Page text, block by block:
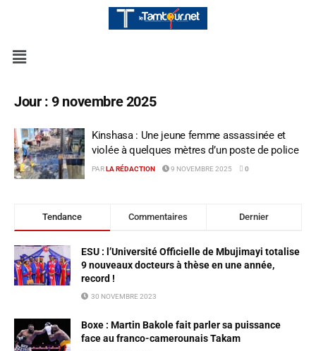
Jour :9 novembre 2025
Kinshasa : Une jeune femme assassinée et
violée à quelques mètres d’un poste de police
PAR LA RÉDACTION 9 NOVEMBRE 2025 0
Tendance Commentaires Dernier
ESU : l’Université Officielle de Mbujimayi totalise
9 nouveaux docteurs à thèse en une année,
record !
30 NOVEMBRE 2023
Boxe : Martin Bakole fait parler sa puissance
face au franco-camerounais Takam